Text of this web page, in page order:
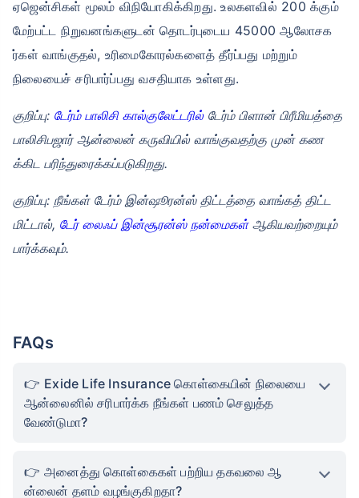
ஏஜென்சிகள் மூலம் விநியோகிக்கிறது. உலகளவில் 200 க்கும்
மேற்பட்ட நிறுவனங்களுடன் தொடர்புடைய 45000 ஆலோசக
ர்கள் வாங்குதல், உரிமைகோரல்களைத் தீர்ப்பது மற்றும்
நிலையைச் சரிபார்ப்பது வசதியாக உள்ளது.
குறிப்பு: டேர்ம் பாலிசி கால்குலேட்டரில்டேர்ம் பிளான் பிரீமியத்தை
பாலிசிபஜார் ஆன்லைன் கருவியில் வாங்குவதற்கு முன் கண
க்கிட பரிந்துரைக்கப்படுகிறது.
குறிப்பு: நீங்கள் டேர்ம் இன்ஷூரன்ஸ் திட்டத்தை வாங்கத் திட்ட
மிட்டால், டேர் லைஃப் இன்சூரன்ஸ் நன்மைகள்ஆகியவற்றையும்
பார்க்கவும்.
FAQs
Exide Life Insurance கொள்கையின் நிலையை
ஆன்லைனில் சரிபார்க்க நீங்கள் பணம் செலுத்த
வேண்டுமா?
அனைத்து கொள்கைகள் பற்றிய தகவலை ஆ
ன்லைன் தளம் வழங்குகிறதா?